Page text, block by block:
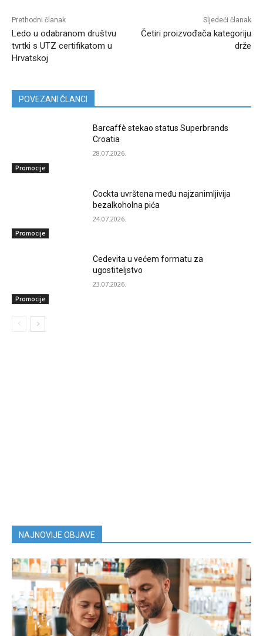
Prethodni članak
Ledo u odabranom društvu
tvrtki s UTZ certifikatom u
Hrvatskoj
Sljedeći članak
Četiri proizvođača kategoriju
drže
POVEZANI ČLANCI
Promocije
Barcaffè stekao status Superbrands
Croatia
28.07.2026.
Promocije
Cockta uvrštena među najzanimljivija
bezalkoholna pića
24.07.2026.
Promocije
Cedevita u većem formatu za
ugostiteljstvo
23.07.2026.
NAJNOVIJE OBJAVE